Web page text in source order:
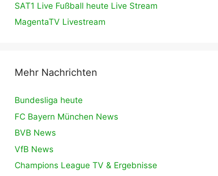
SAT1 Live Fußball heute Live Stream
MagentaTV Livestream
Mehr Nachrichten
Bundesliga heute
FC Bayern München News
BVB News
VfB News
Champions League TV & Ergebnisse